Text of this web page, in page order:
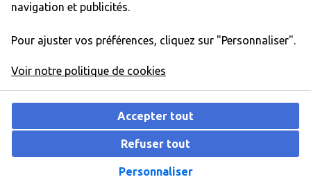
Réclamation
Jobs
Fimaser s.a., prêteur, Quatuor, Boulevard Baudouin 29/3B, 1000 Bruxelles
- BCE BE 0434.818.930
Politique de cookies
Protection de la vie privée
Informations
générales
Gestion des cookies
navigation et publicités.
Pour ajuster vos préférences, cliquez sur "Personnaliser".
Voir notre politique de cookies
Refuser tout
Accepter tout
Personnaliser